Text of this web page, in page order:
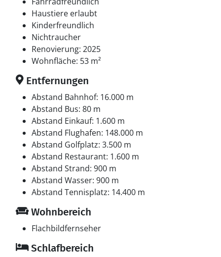
Donnerstag unter anderem „stegt flæsk” ad libitum
serviert. Genieße ihre leckeren Gerichte drinnen oder
draußen.
Etwas weiter findest du Marielyst Torv und die
Strandvej mit Cafés, Geschäften, Supermärkten,
Spielparadies – und einer tollen Eisdiele mit den
leckersten Eissorten – sowie das Restaurant Larsens
Plads, wo du leckeres Essen zu vernünftigen Preisen
bekommst. Ein gemütlicher Treffpunkt, wo sich alle zu
Drinks und gutem Essen zusammenfinden – draußen
auf der riesigen Terrasse oder drinnen in den
charmanten Räumen.
Miete ATVs, fahre Go-Kart, spiele Paintball, Bowling,
Minigolf, mache Yoga, Salsa oder Segway, besuche den
gegenüber. Die Stadt bietet alles – am Strand siehst du
SUP, Surfen, Kanu, Kajak und Jetskis.
Golf & Fun liegt in der Nähe. Der Marielyst Golf Klub ist
Haustiere erlaubt
Kinderfreundlich
Nichtraucher
Renovierung: 2025
Wohnfläche: 53 m²
Entfernungen
Abstand Bahnhof: 16.000 m
Abstand Bus: 80 m
Abstand Einkauf: 1.600 m
Abstand Flughafen: 148.000 m
Abstand Golfplatz: 3.500 m
Abstand Restaurant: 1.600 m
Abstand Strand: 900 m
Abstand Wasser: 900 m
Abstand Tennisplatz: 14.400 m
Wohnbereich
Flachbildfernseher
Schlafbereich